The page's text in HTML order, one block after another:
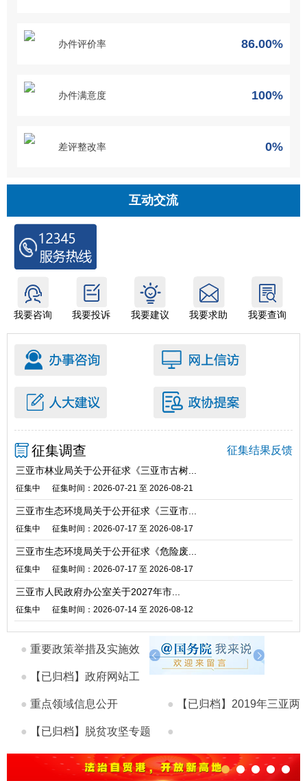
办件评价率 86.00%
办件满意度 100%
差评整改率 0%
互动交流
我要咨询 我要投诉 我要建议 我要求助 我要查询
征集结果反馈
征集调查
三亚市林业局关于公开征求《三亚市古树...
征集中 征集时间：2026-07-21 至 2026-08-21
三亚市生态环境局关于公开征求《三亚市...
征集中 征集时间：2026-07-17 至 2026-08-17
三亚市生态环境局关于公开征求《危险废...
征集中 征集时间：2026-07-17 至 2026-08-17
三亚市人民政府办公室关于2027年市...
征集中 征集时间：2026-07-14 至 2026-08-12
● 重要政策举措及实施效
果
● 【已归档】政府网站工
作年度...
● 重点领域信息公开
● 【已归档】脱贫攻坚专题
● 【已归档】2019年三亚两
会
●